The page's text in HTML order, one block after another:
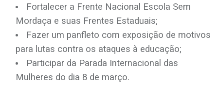
Fortalecer a Frente Nacional Escola Sem
Mordaça e suas Frentes Estaduais;
Fazer um panfleto com exposição de motivos
para lutas contra os ataques à educação;
Participar da Parada Internacional das
Mulheres do dia 8 de março.